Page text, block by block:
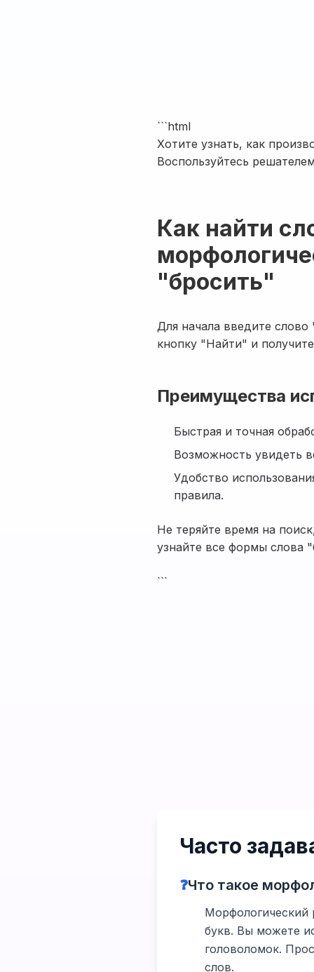
```html
Хотите узнать, как
Воспользуйтесь
Как найти
"бросить"
Для начала введите
кнопку "Найти" и получите
Преимущества
Быстрая и точная
Возможность увидеть
Удобство
правила.
Не теряйте время на
узнайте все формы слова
```
Часто
❓Что такое
Морфологический
букв. Вы можете
головоломок.
слов.